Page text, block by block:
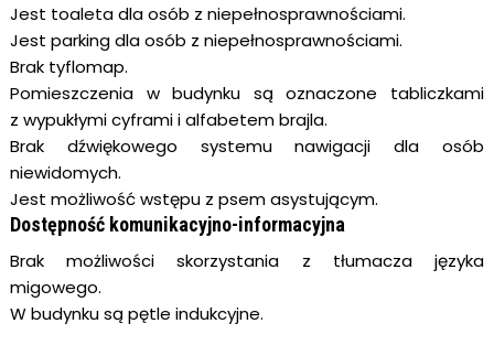
Jest toaleta dla osób z niepełnosprawnościami.
Jest parking dla osób z niepełnosprawnościami.
Brak tyflomap.
Pomieszczenia w budynku są oznaczone tabliczkami
z wypukłymi cyframi i alfabetem brajla.
Brak dźwiękowego systemu nawigacji dla osób
niewidomych.
Jest możliwość wstępu z psem asystującym.
Dostępność komunikacyjno-informacyjna
Brak możliwości skorzystania z tłumacza języka
migowego.
W budynku są pętle indukcyjne.